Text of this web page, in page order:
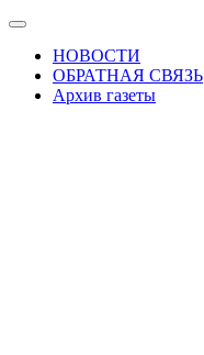
Skip
content
Показать/
Скрыть
навигацию
НОВОСТИ
ОБРАТНАЯ СВЯЗЬ
Архив газеты